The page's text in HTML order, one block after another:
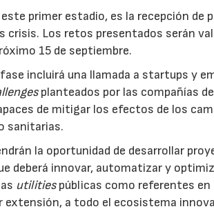
primer estadio, es la recepción de
crisis. Los retos presentados serán
15 de septiembre.
incluirá una llamada a startups y
planteados por las compañías
de mitigar los efectos de los
sanitarias.
la oportunidad de desarrollar
deberá innovar, automatizar y
utilitiespúblicas como referentes
extensión, a todo el ecosistema